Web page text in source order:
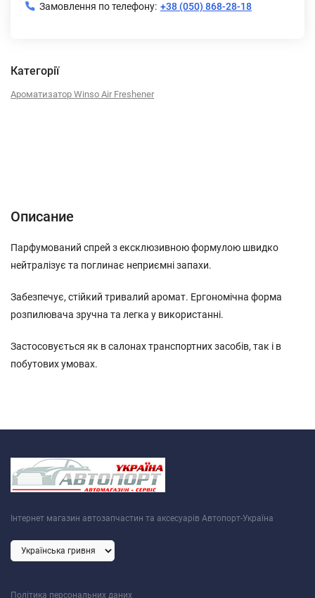
Замовлення по телефону: +38 (050) 868-28-18
Категорії
Ароматизатор Winso Air Freshener
Описание
Парфумований спрей з ексклюзивною формулою швидко
нейтралізує та поглинає неприємні запахи.
Забезпечує, стійкий тривалий аромат. Ергономічна форма
розпилювача зручна та легка у використанні.
Застосовується як в салонах транспортних засобів, так і в
побутових умовах.
Інтернет магазин автозапчастин та аксесуарів Автопорт-Україна
Політика персональних даних